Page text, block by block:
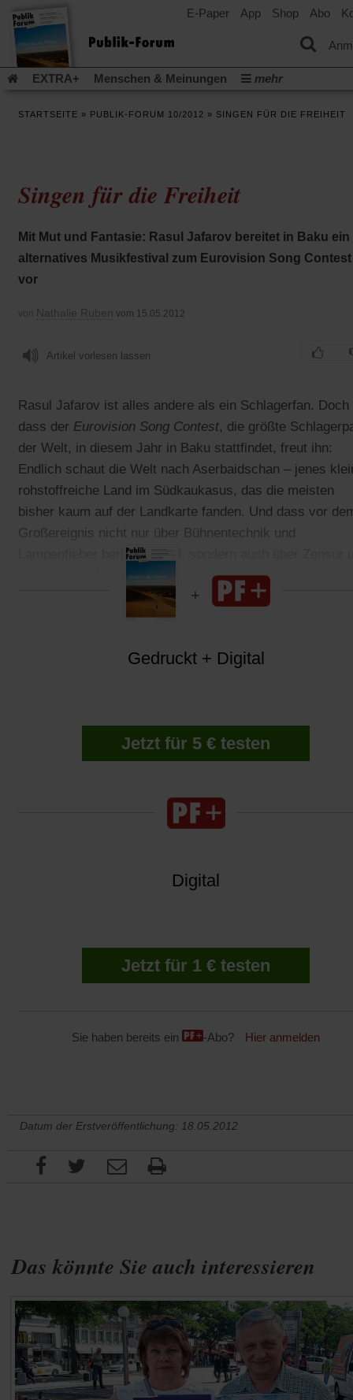
E-Paper App Shop Abo
EXTRA+ Menschen & Meinungen
mehr
Leserinitiative Publik-Forum e.V.
Die Erderwärmung
Urlaub und Nichtstun
einem
neuen
Tab)
einem
neuen
Tab)
Gleichberechtigung
Künstliche Intelligenz(Öffnet
einem
Was gibt
Krieg und Frieden(Öffnet
Tab)
Gott neu denken Krieg in der Ukraine
Flucht und Migration
STARTSEITE » PUBLIK-FORUM 10/2012 » SINGEN FÜR DIE FREIHEIT
Das könnte Sie auch interessieren
Singen für die Freiheit
Mit Mut und Fantasie: Rasul Jafarov bereitet in Baku ein
alternatives Musikfestival zum Eurovision Song Contest
vor
von Nathalie Ruben vom 15.05.2012
Artikel vorlesen lassen
Rasul Jafarov ist alles andere als ein Schlagerfan. Doch
dass der Eurovision Song Contest, die größte
der Welt, in diesem Jahr in Baku stattfindet, freut ihn:
Endlich schaut die Welt nach Aserbaidschan – jenes
rohstoffreiche Land im Südkaukasus, das die meisten
bisher kaum auf der Landkarte fanden. Und dass vor
Großereignis nicht nur über Bühnentechnik und
Lampenfieber berichtet wird, sondern auch über Zensur
politische Gefangene, ist nicht zuletzt sein Verdienst.
Gedruckt + Digital
Jetzt für 5 € testen
Digital
Jetzt für 1 € testen
Sie haben bereits ein -Abo? Hier anmelden
Datum der Erstveröffentlichung: 18.05.2012